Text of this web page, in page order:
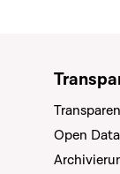
Open Data